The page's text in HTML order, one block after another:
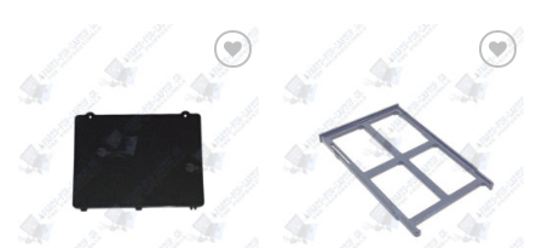
Add to
Wishlist
Add to
Wishlist